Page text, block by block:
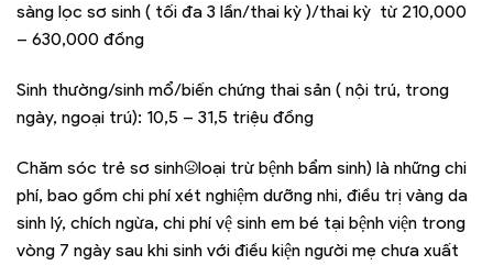
sàng lọc sơ sinh ( tối đa 3 lần/thai kỳ )/thai kỳ từ 210,000
– 630,000 đồng
Sinh thường/sinh mổ/biến chứng thai sản ( nội trú, trong
ngày, ngoại trú): 10,5 – 31,5 triệu đồng
Chăm sóc trẻ sơ sinh:(loại trừ bệnh bẩm sinh) là những chi
phí, bao gồm chi phí xét nghiệm dưỡng nhi, điều trị vàng da
sinh lý, chích ngừa, chi phí vệ sinh em bé tại bệnh viện trong
vòng 7 ngày sau khi sinh với điều kiện người mẹ chưa xuất